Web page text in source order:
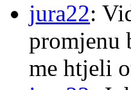
jura22:
promjenu
me htjeli